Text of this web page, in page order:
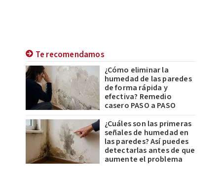
Te recomendamos
¿Cómo eliminar la
humedad de las paredes
de forma rápida y
efectiva? Remedio
casero PASO a PASO
¿Cuáles son las primeras
señales de humedad en
las paredes? Así puedes
detectarlas antes de que
aumente el problema